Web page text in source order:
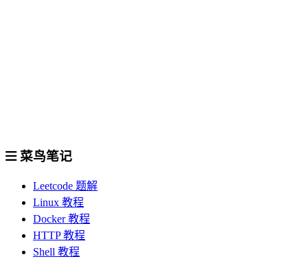
菜鸟笔记
Leetcode 题解
Linux 教程
Docker 教程
HTTP 教程
Shell 教程